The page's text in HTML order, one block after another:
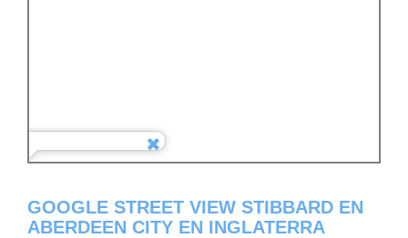
GOOGLE STREET VIEW STIBBARD EN
ABERDEEN CITY EN INGLATERRA